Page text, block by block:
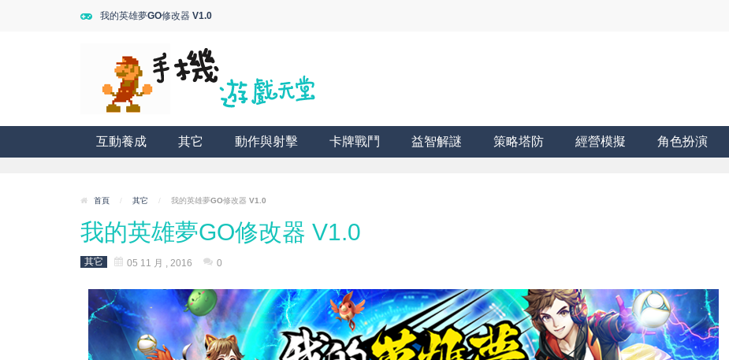
我的英雄夢GO修改器 V1.0
互動養成 其它 動作與射擊 卡牌戰鬥 益智解謎 策略塔防 經營模擬 角色扮演
首頁 / 其它 / 我的英雄夢GO修改器 V1.0
我的英雄夢GO修改器 V1.0
其它 05 11 月 , 2016 0